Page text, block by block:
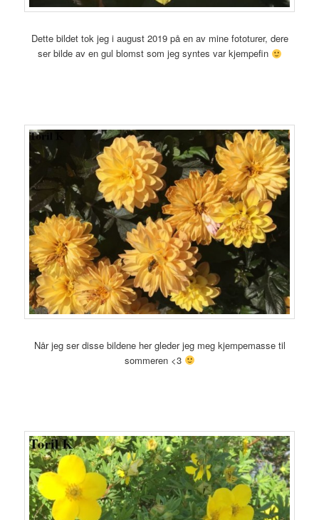
Dette bildet tok jeg i august 2019 på en av mine fototurer, dere
ser bilde av en gul blomst som jeg syntes var kjempefin
Når jeg ser disse bildene her gleder jeg meg kjempemasse til
sommeren <3